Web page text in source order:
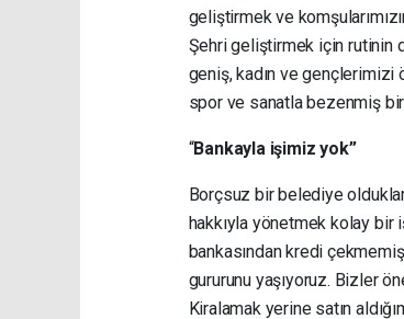
geliştirmek ve
Şehri geliştirmek için rutinin
geniş, kadın ve gençlerimizi
spor ve sanatla bezenmiş
“Bankayla işimiz yok”
Borçsuz bir belediye
hakkıyla yönetmek kolay bir
bankasından kredi
gururunu yaşıyoruz. Bizler
Kiralamak yerine satın